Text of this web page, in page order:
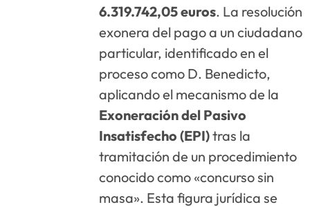
6.319.742,05 euros. La resolución
exonera del pago a un ciudadano
particular, identificado en el
proceso como D. Benedicto,
aplicando el mecanismo de la
Exoneración del Pasivo
Insatisfecho (EPI)tras la
tramitación de un procedimiento
conocido como «concurso sin
masa». Esta figura jurídica se